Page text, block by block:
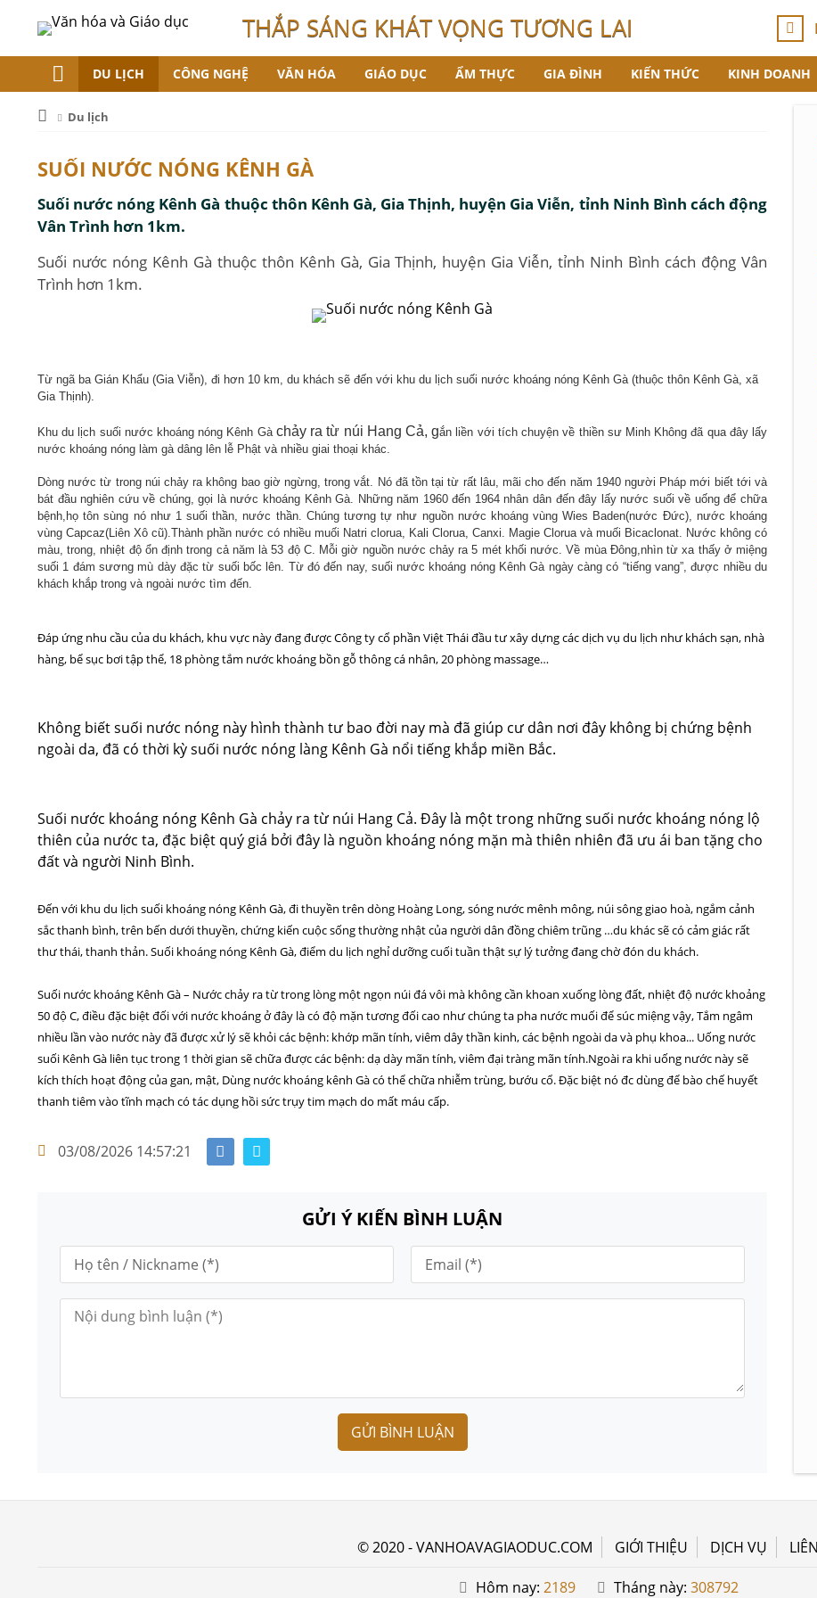
THẮP SÁNG KHÁT VỌNG TƯƠNG LAI
DU LỊCH CÔNG NGHỆ VĂN HÓA GIÁO DỤC ẨM THỰC GIA ĐÌNH KIẾN THỨC KINH DOANH
Du lịch
SUỐI NƯỚC NÓNG KÊNH GÀ
Suối nước nóng Kênh Gà thuộc thôn Kênh Gà, Gia Thịnh, huyện Gia Viễn, tỉnh Ninh Bình cách động
Vân Trình hơn 1km.
Suối nước nóng Kênh Gà thuộc thôn Kênh Gà, Gia Thịnh, huyện Gia Viễn, tỉnh Ninh Bình cách động Vân
Trình hơn 1km.
Từ ngã ba Gián Khẩu (Gia Viễn), đi hơn 10 km, du khách sẽ đến với khu du lịch suối nước khoáng nóng Kênh Gà (thuộc thôn Kênh Gà, xã
Gia Thịnh).
Khu du lịch suối nước khoáng nóng Kênh Gà chảy ra từ núi Hang Cả, gắn liền với tích chuyện về thiền sư Minh Không đã qua đây lấy
nước khoáng nóng làm gà dâng lên lễ Phật và nhiều giai thoại khác.
Dòng nước từ trong núi chảy ra không bao giờ ngừng, trong vắt. Nó đã tồn tại từ rất lâu, mãi cho đến năm 1940 người Pháp mới biết tới và
bát đầu nghiên cứu về chúng, gọi là nước khoáng Kênh Gà. Những năm 1960 đến 1964 nhân dân đến đây lấy nước suối về uống để chữa
bệnh,họ tôn sùng nó như 1 suối thần, nước thần. Chúng tương tự như nguồn nước khoáng vùng Wies Baden(nước Đức), nước khoáng
vùng Capcaz(Liên Xô cũ).Thành phần nước có nhiều muối Natri clorua, Kali Clorua, Canxi. Magie Clorua và muối Bicaclonat. Nước không có
màu, trong, nhiệt độ ổn định trong cả năm là 53 độ C. Mỗi giờ nguồn nước chảy ra 5 mét khối nước. Về mùa Đông,nhìn từ xa thấy ở miệng
suối 1 đám sương mù dày đặc từ suối bốc lên. Từ đó đến nay, suối nước khoáng nóng Kênh Gà ngày càng có “tiếng vang”, được nhiều du
khách khắp trong và ngoài nước tìm đến.
Đáp ứng nhu cầu của du khách, khu vực này đang được Công ty cổ phần Việt Thái đầu tư xây dựng các dịch vụ du lịch như khách sạn, nhà
hàng, bể sục bơi tập thể, 18 phòng tắm nước khoáng bồn gỗ thông cá nhân, 20 phòng massage…
Không biết suối nước nóng này hình thành tư bao đời nay mà đã giúp cư dân nơi đây không bị chứng bệnh
ngoài da, đã có thời kỳ suối nước nóng làng Kênh Gà nổi tiếng khắp miền Bắc.
Suối nước khoáng nóng Kênh Gà chảy ra từ núi Hang Cả. Đây là một trong những suối nước khoáng nóng lộ
thiên của nước ta, đặc biệt quý giá bởi đây là nguồn khoáng nóng mặn mà thiên nhiên đã ưu ái ban tặng cho
đất và người Ninh Bình.
Đến với khu du lịch suối khoáng nóng Kênh Gà, đi thuyền trên dòng Hoàng Long, sóng nước mênh mông, núi sông giao hoà, ngắm cảnh
sắc thanh bình, trên bến dưới thuyền, chứng kiến cuộc sống thường nhật của người dân đồng chiêm trũng …du khác sẽ có cảm giác rất
thư thái, thanh thản. Suối khoáng nóng Kênh Gà, điểm du lịch nghỉ dưỡng cuối tuần thật sự lý tưởng đang chờ đón du khách.
Suối nước khoáng Kênh Gà – Nước chảy ra từ trong lòng một ngọn núi đá vôi mà không cần khoan xuống lòng đất, nhiệt độ nước khoảng
50 độ C, điều đặc biệt đối với nước khoáng ở đây là có độ mặn tương đối cao như chúng ta pha nước muối để súc miệng vậy, Tắm ngâm
nhiều lần vào nước này đã được xử lý sẽ khỏi các bệnh: khớp mãn tính, viêm dây thần kinh, các bệnh ngoài da và phụ khoa... Uống nước
suối Kênh Gà liên tục trong 1 thời gian sẽ chữa được các bệnh: dạ dày mãn tính, viêm đại tràng mãn tính.Ngoài ra khi uống nước này sẽ
kích thích hoạt động của gan, mật, Dùng nước khoáng kênh Gà có thể chữa nhiễm trùng, bướu cổ. Đặc biệt nó đc dùng để bào chế huyết
thanh tiêm vào tĩnh mạch có tác dụng hồi sức trụy tim mạch do mất máu cấp.
03/08/2026 14:57:21
GỬI Ý KIẾN BÌNH LUẬN
GỬI BÌNH LUẬN
© 2020 - VANHOAVAGIAODUC.COM GIỚI THIỆU DỊCH VỤ
Hôm nay: 2189 Tháng này: 308792